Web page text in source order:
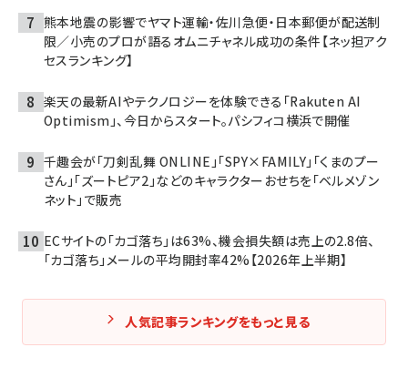
熊本地震の影響でヤマト運輸・佐川急便・日本郵便が配送制
限／小売のプロが語るオムニチャネル成功の条件【ネッ担アク
セスランキング】
楽天の最新AIやテクノロジーを体験できる「Rakuten AI
Optimism」、今日からスタート。パシフィコ横浜で開催
千趣会が「刀剣乱舞 ONLINE」「SPY×FAMILY」「くまのプー
さん」「ズートピア2」などのキャラクターおせちを「ベルメゾン
ネット」で販売
ECサイトの「カゴ落ち」は63%、機会損失額は売上の2.8倍、
「カゴ落ち」メールの平均開封率42%【2026年上半期】
人気記事ランキングをもっと見る